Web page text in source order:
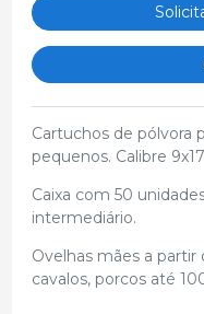
Cartuchos de pólvora
pequenos. Calibre
Caixa com 50
intermediário.
Ovelhas mães a
cavalos, porcos até